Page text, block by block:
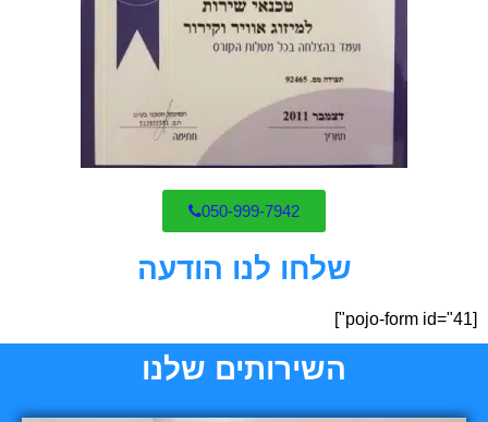
050-999-7942
שלחו לנו הודעה
[pojo-form id="41"]
השירותים שלנו